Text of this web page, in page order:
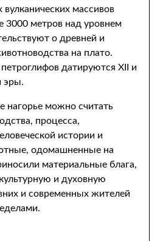
вулканических массивов
3000 метров над уровнем
о древней и
на плато.
датируются XII и
эры.
нагорье можно считать
процесса,
истории и
одомашненные на
материальные блага,
и духовную
и современных жителей